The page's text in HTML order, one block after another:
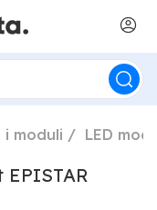
i moduli LED